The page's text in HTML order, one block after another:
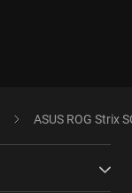
ASUS ROG Strix